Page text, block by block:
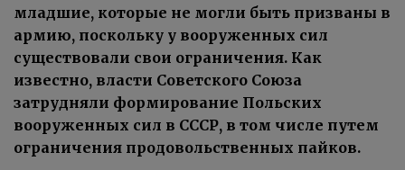
младшие, которые не могли быть призваны в
армию, поскольку у вооруженных сил
существовали свои ограничения. Как
известно, власти Советского Союза
затрудняли формирование Польских
вооруженных сил в СССР, в том числе путем
ограничения продовольственных пайков.